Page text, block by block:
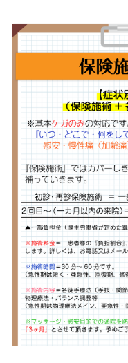
2022.09.24
アーティス